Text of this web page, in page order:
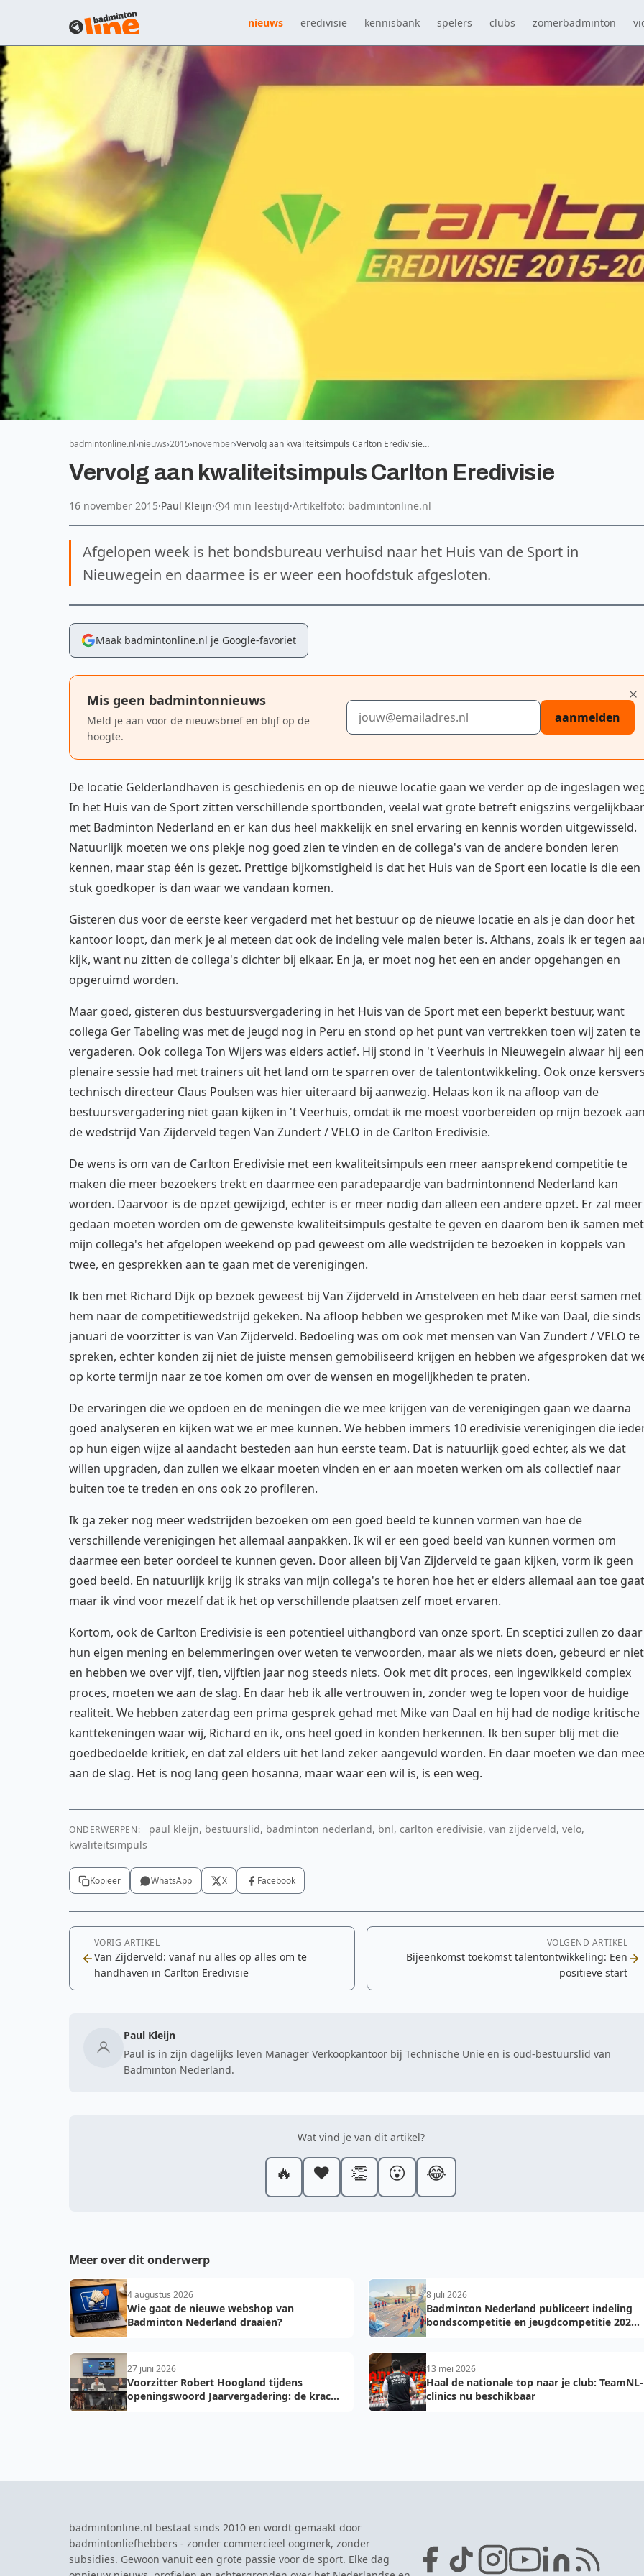
nieuws eredivisie kennisbank spelers clubs zomerbadminton
badmintonline.nl nieuws 2015 november Vervolg aan kwaliteitsimpuls Carlton Eredivisie…
Vervolg aan kwaliteitsimpuls Carlton Eredivisie
16 november 2015·Paul Kleijn· 4 min leestijd·Artikelfoto: badmintonline.nl
Afgelopen week is het bondsbureau verhuisd naar het Huis van de Sport in
Nieuwegein en daarmee is er weer een hoofdstuk afgesloten.
Maak badmintonline.nl je Google-favoriet
Mis geen badmintonnieuws
Meld je aan voor de nieuwsbrief en blijf op de
hoogte.
E-mailadres
aanmelden
De locatie Gelderlandhaven is geschiedenis en op de nieuwe locatie gaan we verder op de ingeslagen
In het Huis van de Sport zitten verschillende sportbonden, veelal wat grote betreft enigszins vergelijkbaar
met Badminton Nederland en er kan dus heel makkelijk en snel ervaring en kennis worden uitgewisseld.
Natuurlijk moeten we ons plekje nog goed zien te vinden en de collega's van de andere bonden leren
kennen, maar stap één is gezet. Prettige bijkomstigheid is dat het Huis van de Sport een locatie is die een
stuk goedkoper is dan waar we vandaan komen.
Gisteren dus voor de eerste keer vergaderd met het bestuur op de nieuwe locatie en als je dan door het
kantoor loopt, dan merk je al meteen dat ook de indeling vele malen beter is. Althans, zoals ik er tegen
kijk, want nu zitten de collega's dichter bij elkaar. En ja, er moet nog het een en ander opgehangen en
opgeruimd worden.
Maar goed, gisteren dus bestuursvergadering in het Huis van de Sport met een beperkt bestuur, want
collega Ger Tabeling was met de jeugd nog in Peru en stond op het punt van vertrekken toen wij zaten te
vergaderen. Ook collega Ton Wijers was elders actief. Hij stond in 't Veerhuis in Nieuwegein alwaar hij een
plenaire sessie had met trainers uit het land om te sparren over de talentontwikkeling. Ook onze
technisch directeur Claus Poulsen was hier uiteraard bij aanwezig. Helaas kon ik na afloop van de
bestuursvergadering niet gaan kijken in 't Veerhuis, omdat ik me moest voorbereiden op mijn bezoek
de wedstrijd Van Zijderveld tegen Van Zundert / VELO in de Carlton Eredivisie.
De wens is om van de Carlton Eredivisie met een kwaliteitsimpuls een meer aansprekend competitie te
maken die meer bezoekers trekt en daarmee een paradepaardje van badmintonnend Nederland kan
worden. Daarvoor is de opzet gewijzigd, echter is er meer nodig dan alleen een andere opzet. Er zal meer
gedaan moeten worden om de gewenste kwaliteitsimpuls gestalte te geven en daarom ben ik samen met
mijn collega's het afgelopen weekend op pad geweest om alle wedstrijden te bezoeken in koppels van
twee, en gesprekken aan te gaan met de verenigingen.
Ik ben met Richard Dijk op bezoek geweest bij Van Zijderveld in Amstelveen en heb daar eerst samen met
hem naar de competitiewedstrijd gekeken. Na afloop hebben we gesproken met Mike van Daal, die sinds
januari de voorzitter is van Van Zijderveld. Bedoeling was om ook met mensen van Van Zundert / VELO te
spreken, echter konden zij niet de juiste mensen gemobiliseerd krijgen en hebben we afgesproken dat
op korte termijn naar ze toe komen om over de wensen en mogelijkheden te praten.
De ervaringen die we opdoen en de meningen die we mee krijgen van de verenigingen gaan we daarna
goed analyseren en kijken wat we er mee kunnen. We hebben immers 10 eredivisie verenigingen die
op hun eigen wijze al aandacht besteden aan hun eerste team. Dat is natuurlijk goed echter, als we dat
willen upgraden, dan zullen we elkaar moeten vinden en er aan moeten werken om als collectief naar
buiten toe te treden en ons ook zo profileren.
Ik ga zeker nog meer wedstrijden bezoeken om een goed beeld te kunnen vormen van hoe de
verschillende verenigingen het allemaal aanpakken. Ik wil er een goed beeld van kunnen vormen om
daarmee een beter oordeel te kunnen geven. Door alleen bij Van Zijderveld te gaan kijken, vorm ik geen
goed beeld. En natuurlijk krijg ik straks van mijn collega's te horen hoe het er elders allemaal aan toe
maar ik vind voor mezelf dat ik het op verschillende plaatsen zelf moet ervaren.
Kortom, ook de Carlton Eredivisie is een potentieel uithangbord van onze sport. En sceptici zullen zo daar
hun eigen mening en belemmeringen over weten te verwoorden, maar als we niets doen, gebeurd er
en hebben we over vijf, tien, vijftien jaar nog steeds niets. Ook met dit proces, een ingewikkeld complex
proces, moeten we aan de slag. En daar heb ik alle vertrouwen in, zonder weg te lopen voor de huidige
realiteit. We hebben zaterdag een prima gesprek gehad met Mike van Daal en hij had de nodige kritische
kanttekeningen waar wij, Richard en ik, ons heel goed in konden herkennen. Ik ben super blij met die
goedbedoelde kritiek, en dat zal elders uit het land zeker aangevuld worden. En daar moeten we dan mee
aan de slag. Het is nog lang geen hosanna, maar waar een wil is, is een weg.
ONDERWERPEN:
paul kleijn, bestuurslid, badminton nederland, bnl, carlton eredivisie, van zijderveld, velo,
kwaliteitsimpuls
Kopieer WhatsApp X Facebook
VORIG ARTIKEL
Van Zijderveld: vanaf nu alles op alles om te
handhaven in Carlton Eredivisie
VOLGEND ARTIKEL
Bijeenkomst toekomst talentontwikkeling: Een
positieve start
Paul Kleijn
Paul is in zijn dagelijks leven Manager Verkoopkantoor bij Technische Unie en is oud-bestuurslid van
Badminton Nederland.
Wat vind je van dit artikel?
🔥 ❤️ 👏 😮 😂
Meer over dit onderwerp
4 augustus 2026
Wie gaat de nieuwe webshop van
Badminton Nederland draaien?
8 juli 2026
Badminton Nederland publiceert indeling
bondscompetitie en jeugdcompetitie 2026-
27 juni 2026
Voorzitter Robert Hoogland tijdens
openingswoord Jaarvergadering: de kracht
13 mei 2026
Haal de nationale top naar je club: TeamNL-
clinics nu beschikbaar
badmintonline.nl bestaat sinds 2010 en wordt gemaakt door
badmintonliefhebbers - zonder commercieel oogmerk, zonder
subsidies. Gewoon vanuit een grote passie voor de sport. Elke dag